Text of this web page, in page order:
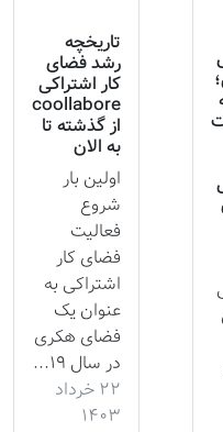
تاریخچه
رشد فضای
کار اشتراکی
coollabore
از گذشته تا
به الان
اولین بار
شروع
فعالیت
فضای کار
اشتراکی به
عنوان یک
فضای هکری
در سال 19...
۲۲ خرداد
۱۴۰۳